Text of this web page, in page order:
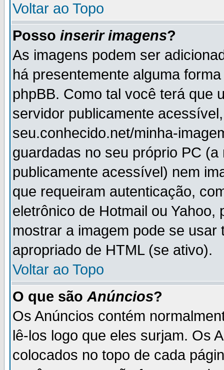
Voltar ao Topo
Posso inserir imagens?
As imagens podem ser
há presentemente alguma
phpBB. Como tal você terá que
servidor publicamente
seu.conhecido.net/minha-
guardadas no seu próprio PC
publicamente acessível) nem
que requeiram autenticação,
eletrônico de Hotmail ou
mostrar a imagem pode se
apropriado de HTML (se ativo).
Voltar ao Topo
O que são Anúncios?
Os Anúncios contém
lê-los logo que eles surjam. Os
colocados no topo de cada